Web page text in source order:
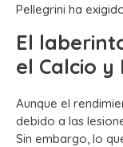
Pellegrini ha
El
el Calcio y
Aunque el
debido a las
Sin embargo, lo